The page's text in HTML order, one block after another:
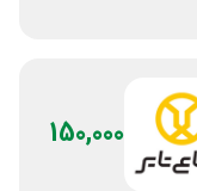
150,000